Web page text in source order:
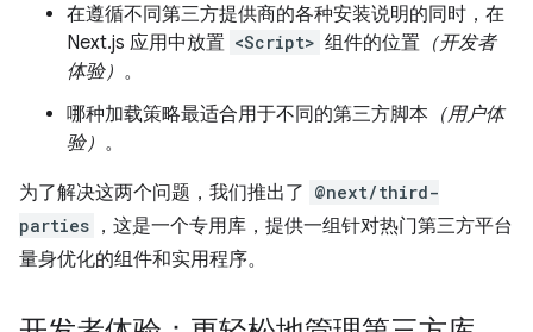
在遵循不同第三方提供商的各种安装说明的同时，在
Next.js 应用中放置 <Script> 组件的位置 （开发者
体验） 。
哪种加载策略最适合用于不同的第三方脚本 （用户体
验） 。
为了解决这两个问题，我们推出了 @next/third-
parties ，这是一个专用库，提供一组针对热门第三方平台
量身优化的组件和实用程序。